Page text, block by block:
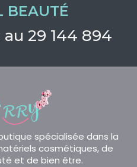
BEAUTÉ
29 144 894
spécialisée dans la
cosmétiques, de
et de bien être.